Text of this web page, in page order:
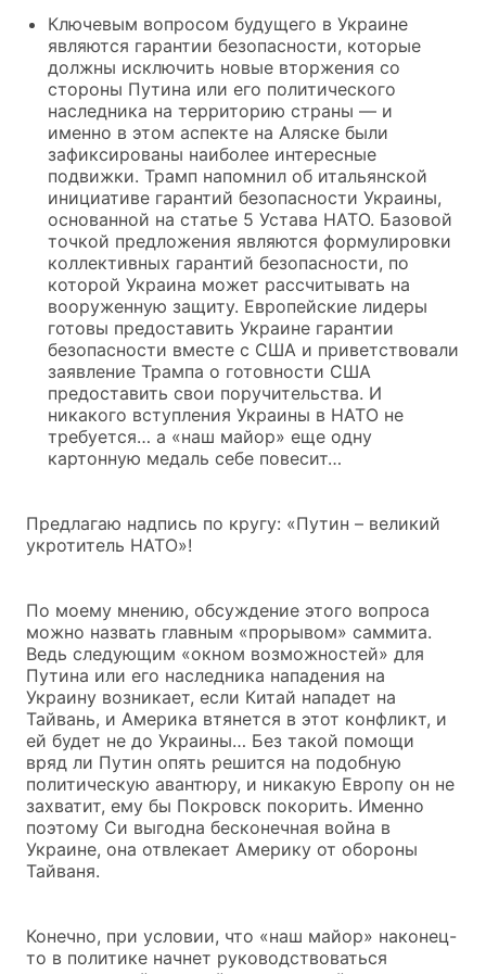
Ключевым вопросом будущего в Украине
являются гарантии безопасности, которые
должны исключить новые вторжения со
стороны Путина или его политического
наследника на территорию страны — и
именно в этом аспекте на Аляске были
зафиксированы наиболее интересные
подвижки. Трамп напомнил об итальянской
инициативе гарантий безопасности Украины,
основанной на статье 5 Устава НАТО. Базовой
точкой предложения являются формулировки
коллективных гарантий безопасности, по
которой Украина может рассчитывать на
вооруженную защиту. Европейские лидеры
готовы предоставить Украине гарантии
безопасности вместе с США и приветствовали
заявление Трампа о готовности США
предоставить свои поручительства. И
никакого вступления Украины в НАТО не
требуется… а «наш майор» еще одну
картонную медаль себе повесит…
Предлагаю надпись по кругу: «Путин – великий
укротитель НАТО»!
По моему мнению, обсуждение этого вопроса
можно назвать главным «прорывом» саммита.
Ведь следующим «окном возможностей» для
Путина или его наследника нападения на
Украину возникает, если Китай нападет на
Тайвань, и Америка втянется в этот конфликт, и
ей будет не до Украины… Без такой помощи
вряд ли Путин опять решится на подобную
политическую авантюру, и никакую Европу он не
захватит, ему бы Покровск покорить. Именно
поэтому Си выгодна бесконечная война в
Украине, она отвлекает Америку от обороны
Тайваня.
Конечно, при условии, что «наш майор» наконец-
то в политике начнет руководствоваться